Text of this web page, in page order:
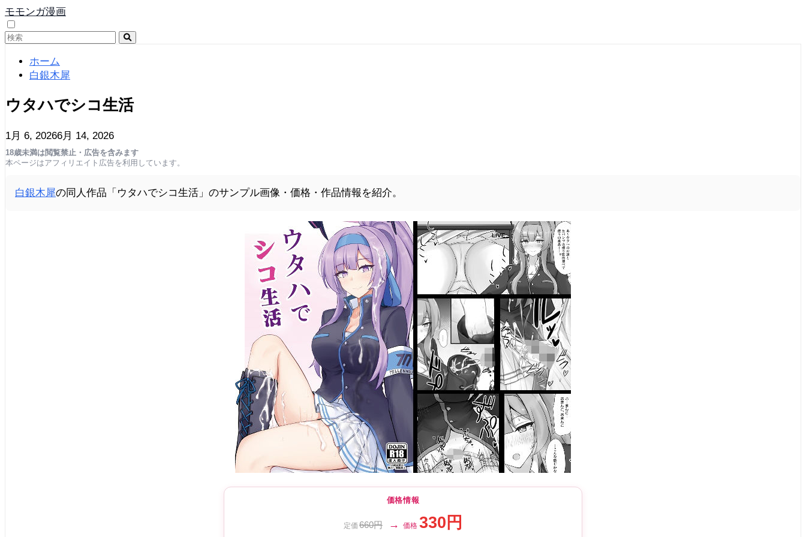
モモンガ漫画
ホーム
白銀木犀
ウタハでシコ生活
1月 6, 20266月 14, 2026
18歳未満は閲覧禁止・広告を含みます
本ページはアフィリエイト広告を利用しています。
白銀木犀の同人作品「ウタハでシコ生活」のサンプル画像・価格・作品情報を紹介。
価格情報
定価 660円 → 価格 330円